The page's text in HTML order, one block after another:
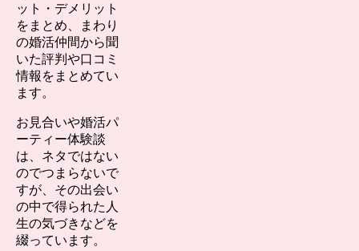
ット・デメリット
をまとめ、まわり
の婚活仲間から聞
いた評判や口コミ
情報をまとめてい
ます。
お見合いや婚活パ
ーティー体験談
は、ネタではない
のでつまらないで
すが、その出会い
の中で得られた人
生の気づきなどを
綴っています。